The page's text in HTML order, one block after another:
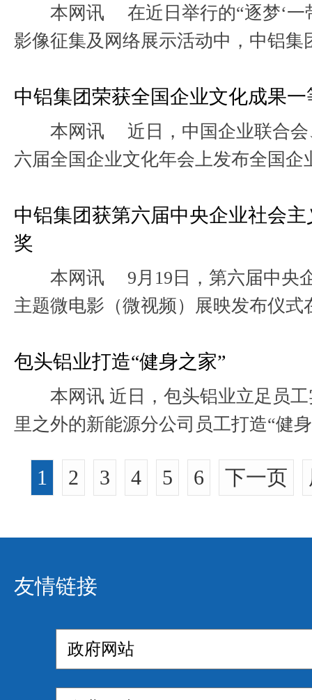
本网讯 在近日举行的“逐梦‘一带
影像征集及网络展示活动中，中铝
中铝集团荣获全国企业文化成果一
本网讯 近日，中国企业联合会
六届全国企业文化年会上发布全国
中铝集团获第六届中央企业社会
奖
本网讯 9月19日，第六届中央企
主题微电影（微视频）展映发布仪
包头铝业打造“健身之家”
本网讯 近日，包头铝业立足员工实际需求，为远在200公
里之外的新能源分公司员工打造“健
1 2 3 4 5 6 下一页
友情链接